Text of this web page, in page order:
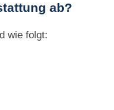
ab?
wie folgt: